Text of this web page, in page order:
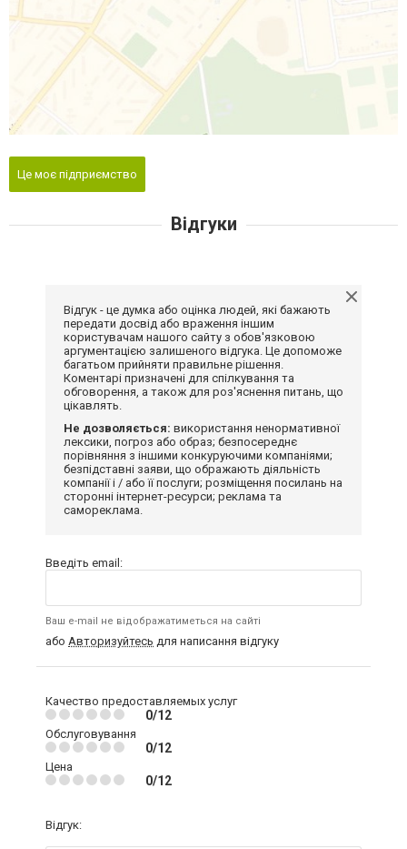
Це моє підприємство
Відгуки
Відгук - це думка або оцінка людей, які бажають
передати досвід або враження іншим
користувачам нашого сайту з обов'язковою
аргументацією залишеного відгука. Це допоможе
багатьом прийняти правильне рішення.
Коментарі призначені для спілкування та
обговорення, а також для роз'яснення питань, що
цікавлять.
Не дозволяється: використання ненормативної
лексики, погроз або образ; безпосереднє
порівняння з іншими конкуруючими компаніями;
безпідставні заяви, що ображають діяльність
компанії і / або її послуги; розміщення посилань на
сторонні інтернет-ресурси; реклама та
самореклама.
Введіть email:
Ваш e-mail не відображатиметься на сайті
або Авторизуйтесь для написання відгуку
Качество предоставляемых услуг
0/12
Обслуговування
0/12
Цена
0/12
Відгук: